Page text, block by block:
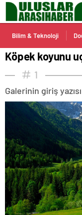
Bilim & Teknoloji
Köpek koyunu
1
Galerinin giriş